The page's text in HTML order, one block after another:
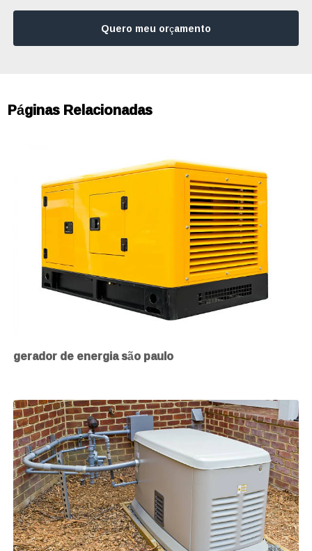
Quero meu orçamento
Páginas Relacionadas
gerador de energia são paulo